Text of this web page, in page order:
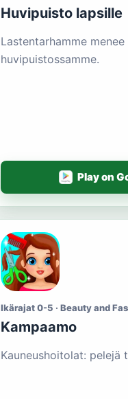
Huvipuisto lapsille
Lastentarhamme
huvipuistossamme.
Play on
Ikärajat 0-5 · Beauty and
Kampaamo
Kauneushoitolat: pelejä